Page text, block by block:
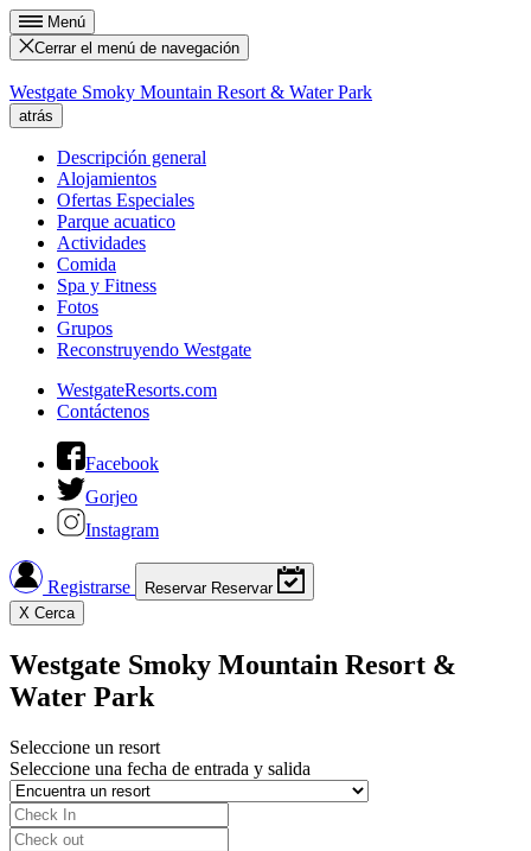
Menú
Cerrar el menú de navegación
Westgate Smoky Mountain Resort & Water Park
atrás
Descripción general
Alojamientos
Ofertas Especiales
Parque acuatico
Actividades
Comida
Spa y Fitness
Fotos
Grupos
Reconstruyendo Westgate
WestgateResorts.com
Contáctenos
Facebook
Gorjeo
Instagram
Registrarse Reservar Reservar
X Cerca
Westgate Smoky Mountain Resort &
Water Park
Seleccione un resort
Seleccione una fecha de entrada y salida